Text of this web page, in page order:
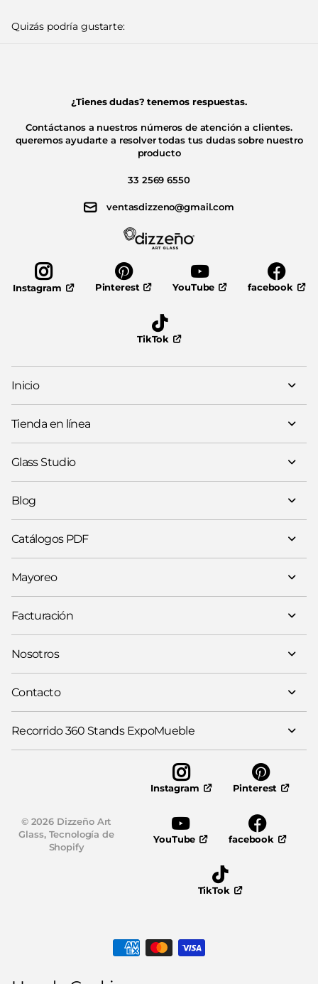
Quizás podría gustarte:
¿Tienes dudas? tenemos respuestas.
Contáctanos a nuestros números de atención a clientes.
queremos ayudarte a resolver todas tus dudas sobre nuestro
producto
33 2569 6550
ventasdizzeno@gmail.com
Instagram Pinterest YouTube facebook
TikTok
Inicio
Tienda en línea
Glass Studio
Blog
Catálogos PDF
Mayoreo
Facturación
Nosotros
Contacto
Recorrido 360 Stands ExpoMueble
© 2026 Dizzeño Art
Glass, Tecnología de
Shopify
Instagram Pinterest
YouTube facebook
TikTok